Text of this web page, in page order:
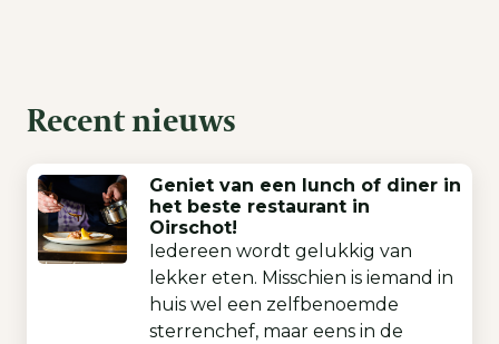
Recent nieuws
Geniet van een lunch of diner in
het beste restaurant in
Oirschot!
Iedereen wordt gelukkig van
lekker eten. Misschien is iemand in
huis wel een zelfbenoemde
sterrenchef, maar eens in de